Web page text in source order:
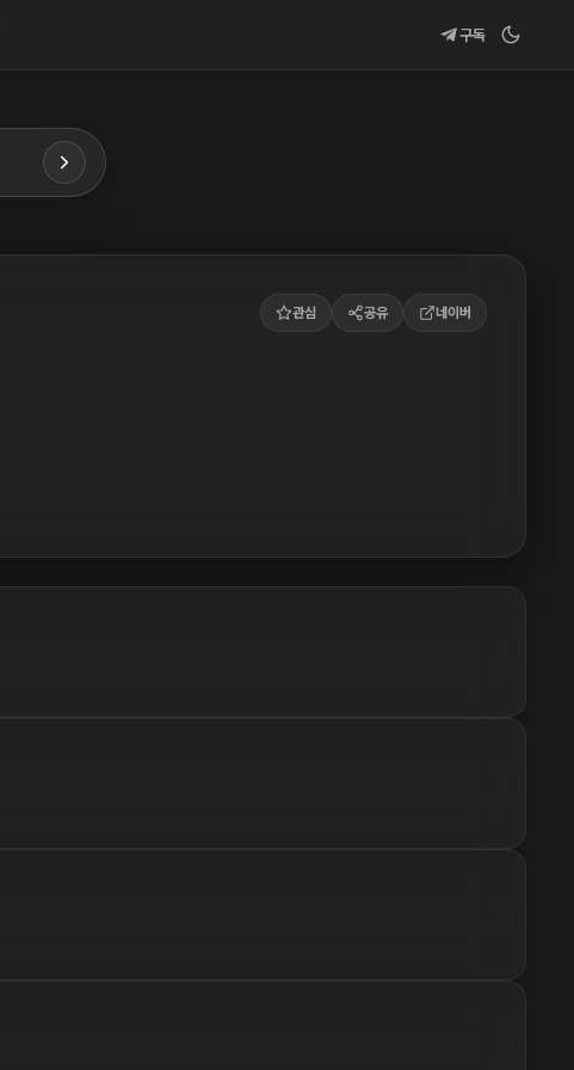
구독
관심 공유 네이버